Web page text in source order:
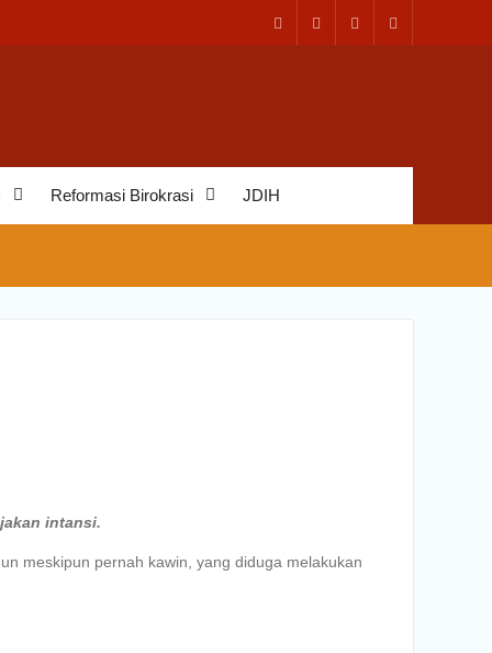
Reformasi Birokrasi JDIH
intansi.
meskipun pernah kawin, yang diduga melakukan